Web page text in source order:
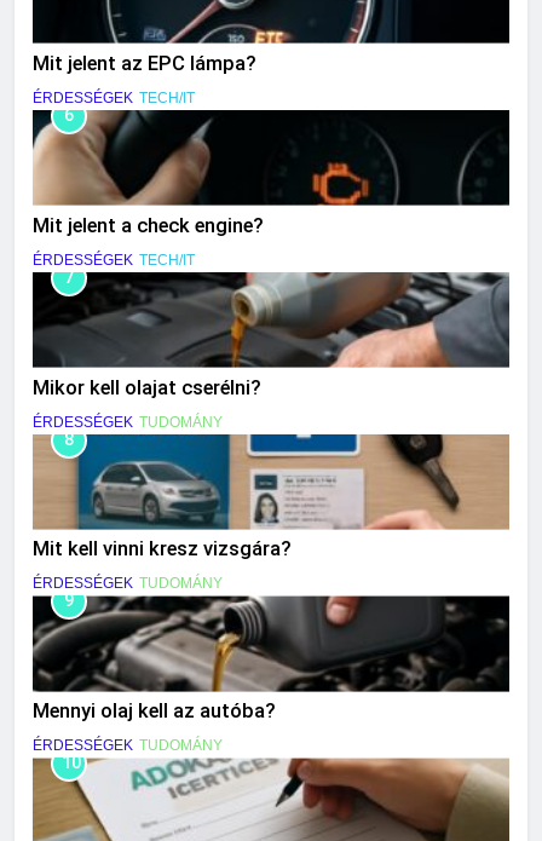
Mit jelent az EPC lámpa?
ÉRDESSÉGEK TECH/IT
6
Mit jelent a check engine?
ÉRDESSÉGEK TECH/IT
7
Mikor kell olajat cserélni?
ÉRDESSÉGEK TUDOMÁNY
8
Mit kell vinni kresz vizsgára?
ÉRDESSÉGEK TUDOMÁNY
9
Mennyi olaj kell az autóba?
ÉRDESSÉGEK TUDOMÁNY
10